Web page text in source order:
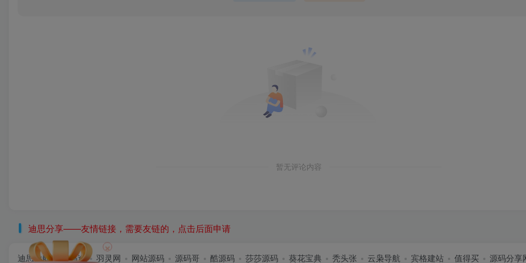
×
暂无评论内容
迪思分享——友情链接，需要友链的，点击后面申请
迪思导航 首码逸 羽灵网 网站源码 源码哥 酷源码 莎莎源码 葵花宝典 秃头张 云枭导航 宾格建站 值得买 源码分享